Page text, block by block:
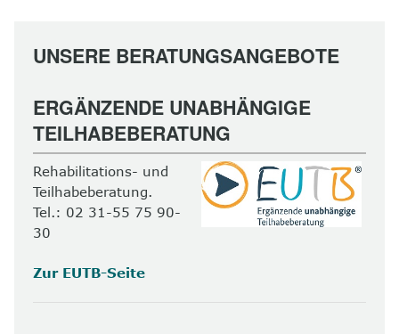
UNSERE BERATUNGSANGEBOTE
ERGÄNZENDE UNABHÄNGIGE
TEILHABEBERATUNG
Rehabilitations- und
Teilhabeberatung.
Tel.: 02 31-55 75 90-
30
Zur EUTB-Seite